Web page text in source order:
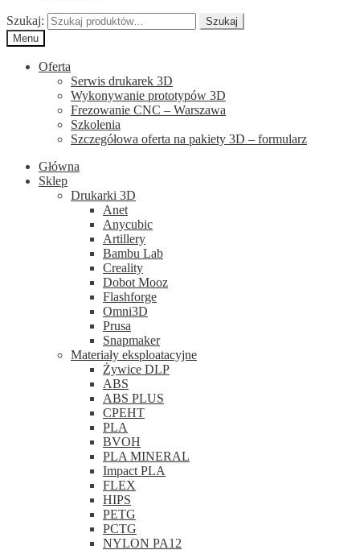
Szukaj:
Szukaj
Menu
Oferta
Serwis drukarek 3D
Wykonywanie prototypów 3D
Frezowanie CNC – Warszawa
Szkolenia
Szczegółowa oferta na pakiety 3D – formularz
Główna
Sklep
Drukarki 3D
Anet
Anycubic
Artillery
Bambu Lab
Creality
Dobot Mooz
Flashforge
Omni3D
Prusa
Snapmaker
Materiały eksploatacyjne
Żywice DLP
ABS
ABS PLUS
CPEHT
PLA
BVOH
PLA MINERAL
Impact PLA
FLEX
HIPS
PETG
PCTG
NYLON PA12